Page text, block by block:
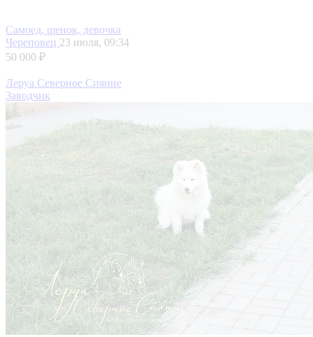
Самоед, щенок, девочка
Череповец 23 июля, 09:34
50 000 ₽
Леруа Северное Сияние
Заводчик